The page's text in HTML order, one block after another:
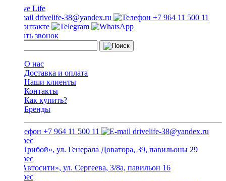
drivelife-38@yandex.ru +7 964 11 500 11
Заказать звонок
О нас
Доставка и оплата
Наши клиенты
Контакты
Как купить?
Бренды
+7 964 11 500 11 drivelife-38@yandex.ru
ТЦ «Прибой», ул. Генерала Доватора, 39, павильоны 29
ТЦ «Автосити», ул. Сергеева, 3/8а, павильон 16